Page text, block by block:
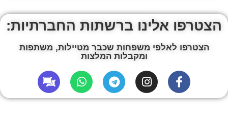
הצטרפו אלינו ברשתות החברתיות:
הצטרפו לאלפי משפחות שכבר מטיילות, משתפות
ומקבלות המלצות